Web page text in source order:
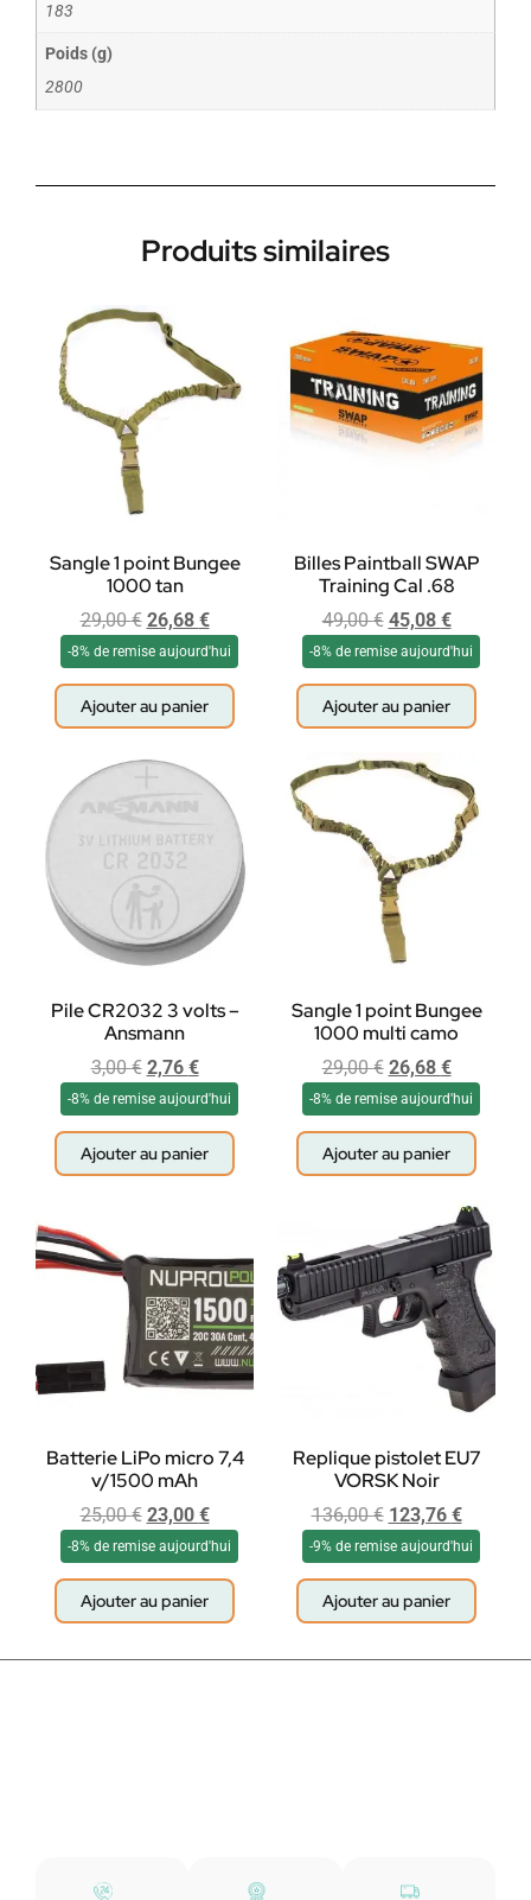
183
Poids (g)
2800
Produits similaires
Sangle 1 point Bungee
1000 tan
29,00€ 26,68 €
-8% de remise aujourd'hui
Ajouter au panier
Billes Paintball SWAP
Training Cal .68
49,00€ 45,08 €
-8% de remise aujourd'hui
Ajouter au panier
Pile CR2032 3 volts –
Ansmann
3,00€ 2,76 €
-8% de remise aujourd'hui
Ajouter au panier
Sangle 1 point Bungee
1000 multi camo
29,00€ 26,68 €
-8% de remise aujourd'hui
Ajouter au panier
Batterie LiPo micro 7,4
v/1500 mAh
25,00€ 23,00 €
-8% de remise aujourd'hui
Ajouter au panier
Replique pistolet EU7
VORSK Noir
136,00€ 123,76 €
-9% de remise aujourd'hui
Ajouter au panier